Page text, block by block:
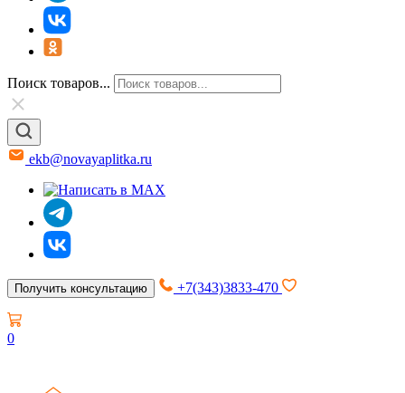
Поиск товаров...
ekb@novayaplitka.ru
Получить консультацию +7(343)3833-470
0